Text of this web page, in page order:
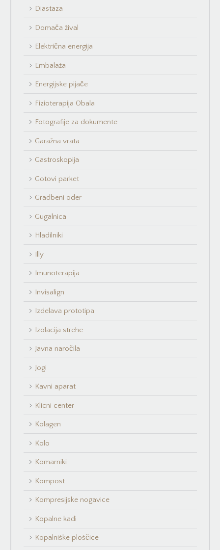
Diastaza
Domača žival
Električna energija
Embalaža
Energijske pijače
Fizioterapija Obala
Fotografije za dokumente
Garažna vrata
Gastroskopija
Gotovi parket
Gradbeni oder
Gugalnica
Hladilniki
Illy
Imunoterapija
Invisalign
Izdelava prototipa
Izolacija strehe
Javna naročila
Jogi
Kavni aparat
Klicni center
Kolagen
Kolo
Komarniki
Kompost
Kompresijske nogavice
Kopalne kadi
Kopalniške ploščice